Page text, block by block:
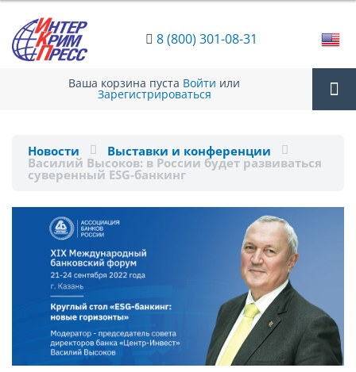
8 (800) 301-08-31
Ваша корзина пуста Войти или
Зарегистрироваться
Новости Выставки и конференции
Василий Высоков: в России будет развиваться
суверенный ESG-банкинг